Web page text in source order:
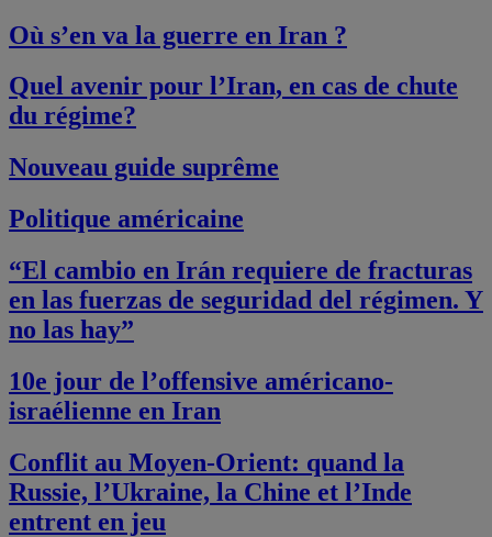
Où s’en va la guerre en Iran ?
Quel avenir pour l’Iran, en cas de chute
du régime?
Nouveau guide suprême
Politique américaine
“El cambio en Irán requiere de fracturas
en las fuerzas de seguridad del régimen. Y
no las hay”
10e jour de l’offensive américano-
israélienne en Iran
Conflit au Moyen-Orient: quand la
Russie, l’Ukraine, la Chine et l’Inde
entrent en jeu